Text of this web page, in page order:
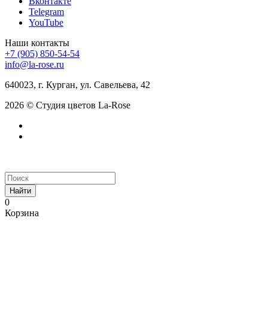
Telegram
YouTube
Наши контакты
+7 (905) 850-54-54
info@la-rose.ru
640023, г. Курган, ул. Савельева, 42
2026 © Студия цветов La-Rose
Найти
0
Корзина